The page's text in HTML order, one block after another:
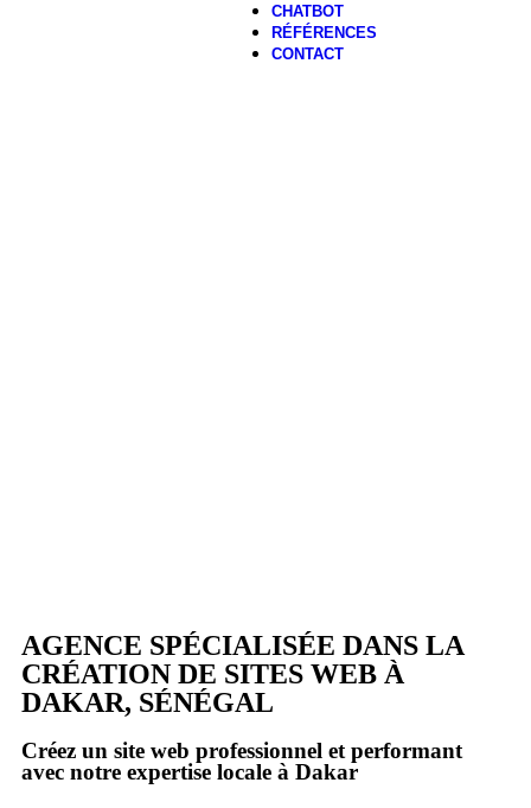
CHATBOT
RÉFÉRENCES
CONTACT
AGENCE SPÉCIALISÉE DANS LA
CRÉATION DE SITES WEB À
DAKAR, SÉNÉGAL
Créez un site web professionnel et performant
avec notre expertise locale à Dakar